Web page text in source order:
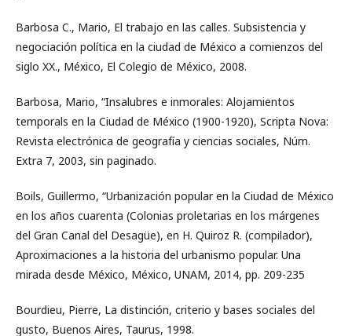
Barbosa C., Mario, El trabajo en las calles. Subsistencia y
negociación política en la ciudad de México a comienzos del
siglo XX., México, El Colegio de México, 2008.
Barbosa, Mario, “Insalubres e inmorales: Alojamientos
temporals en la Ciudad de México (1900-1920), Scripta Nova:
Revista electrónica de geografía y ciencias sociales, Núm.
Extra 7, 2003, sin paginado.
Boils, Guillermo, “Urbanización popular en la Ciudad de México
en los años cuarenta (Colonias proletarias en los márgenes
del Gran Canal del Desagüe), en H. Quiroz R. (compilador),
Aproximaciones a la historia del urbanismo popular. Una
mirada desde México, México, UNAM, 2014, pp. 209-235
Bourdieu, Pierre, La distinción, criterio y bases sociales del
gusto, Buenos Aires, Taurus, 1998.